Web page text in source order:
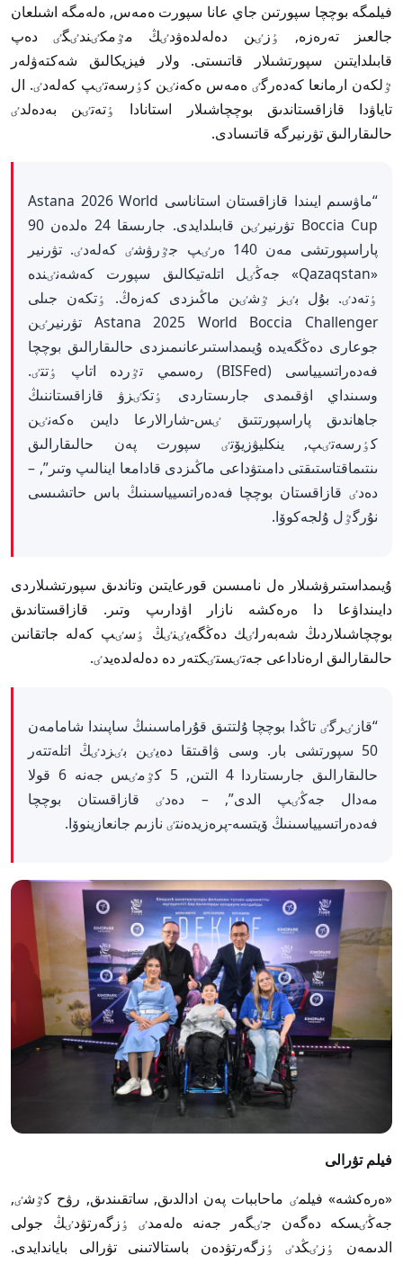
فيلمگە بوچچا سپورتىن جاي عانا سپورت ەمەس, ەلەمگە اشىلعان
جالعىز تەرەزە, ٶزٸن دەلەلدەۋدٸڭ مٷمكٸندٸگٸ دەپ
قابىلدايتىن سپورتشىلار قاتىستى. ولار فيزيكالىق شەكتەۋلەر
ٷلكەن ارمانعا كەدەرگٸ ەمەس ەكەنٸن كٶرسەتٸپ كەلەدٸ. ال
تاياۋدا قازاقستاندىق بوچچاشىلار استانادا ٶتەتٸن بەدەلدٸ
حالىقارالىق تۋرنيرگە قاتىسادى.
“ماۋسىم ايىندا قازاقستان استاناسى Astana 2026 World
Boccia Cup تۋرنيرٸن قابىلدايدى. جارىسقا 24 ەلدەن 90
پاراسپورتشى مەن 140 ەرٸپ جٷرۋشٸ كەلەدٸ. تۋرنير
«Qazaqstan» جەڭٸل اتلەتيكالىق سپورت كەشەنٸندە
ٶتەدٸ. بۇل بٸز ٷشٸن ماڭىزدى كەزەڭ. ٶتكەن جىلى
Astana 2025 World Boccia Challenger تۋرنيرٸن
جوعارى دەڭگەيدە ۇيىمداستىرعانىمىزدى حالىقارالىق بوچچا
فەدەراتسيياسى (BISFed) رەسمي تٷردە اتاپ ٶتتٸ.
وسىنداي اۋقىمدى جارىستاردى ٶتكٸزۋ قازاقستاننىڭ
جاھاندىق پاراسپورتتىق ٸس-شارالارعا دايىن ەكەنٸن
كٶرسەتٸپ, ينكليۋزيۆتٸ سپورت پەن حالىقارالىق
ىنتىماقتاستىقتى دامىتۋداعى ماڭىزدى قادامعا اينالىپ وتىر”, –
دەدٸ قازاقستان بوچچا فەدەراتسيياسىنىڭ باس حاتشىسى
نۇرگٷل ۇلجەكوۆا.
ۇيىمداستىرۋشىلار ەل نامىسىن قورعايتىن وتاندىق سپورتشىلاردى
دايىنداۋعا دا ەرەكشە نازار اۋدارىپ وتىر. قازاقستاندىق
بوچچاشىلاردىڭ شەبەرلٸك دەڭگەيٸنٸڭ ٶسٸپ كەلە جاتقانىن
حالىقارالىق ارەناداعى جەتٸستٸكتەر دە دەلەلدەيدٸ.
“قازٸرگٸ تاڭدا بوچچا ۇلتتىق قۇراماسىنىڭ ساپىندا شامامەن
50 سپورتشى بار. وسى ۋاقىتقا دەيٸن بٸزدٸڭ اتلەتتەر
حالىقارالىق جارىستاردا 4 التىن, 5 كٷمٸس جەنە 6 قولا
مەدال جەڭٸپ الدى”, – دەدٸ قازاقستان بوچچا
فەدەراتسيياسىنىڭ ۆيتسە-پرەزيدەنتٸ نازىم جانعازينوۆا.
فيلم تۋرالى
«ەرەكشە» فيلمٸ ماحاببات پەن ادالدىق, ساتقىندىق, رۋح كٷشٸ,
جەڭٸسكە دەگەن جٸگەر جەنە ەلەمدٸ ٶزگەرتۋدٸڭ جولى
الدىمەن ٶزٸڭدٸ ٶزگەرتۋدەن باستالاتىنى تۋرالى باياندايدى.